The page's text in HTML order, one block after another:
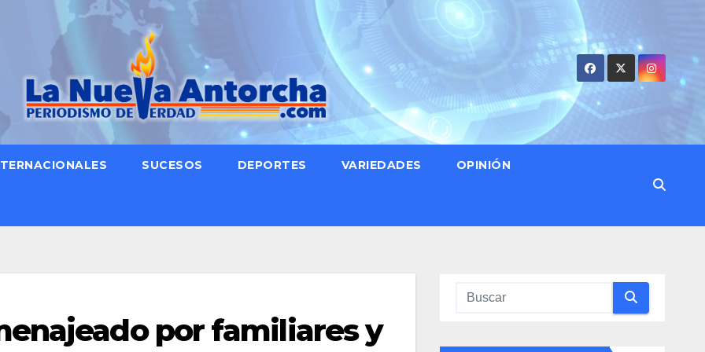
SUCESOS DEPORTES VARIEDADES OPINIÓN
por familiares y